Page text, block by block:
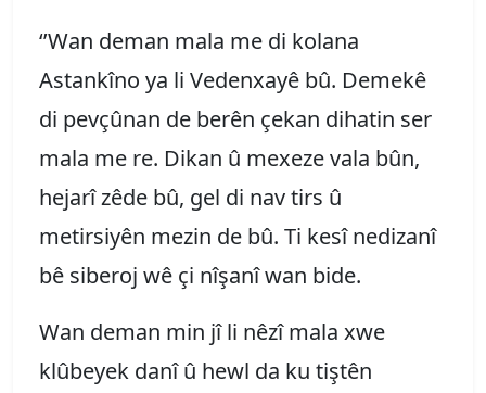
‘’Wan deman mala me di kolana
Astankîno ya li Vedenxayê bû. Demekê
di pevçûnan de berên çekan dihatin ser
mala me re. Dikan û mexeze vala bûn,
hejarî zêde bû, gel di nav tirs û
metirsiyên mezin de bû. Ti kesî nedizanî
bê siberoj wê çi nîşanî wan bide.
Wan deman min jî li nêzî mala xwe
klûbeyek danî û hewl da ku tiştên